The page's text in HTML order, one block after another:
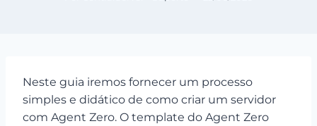
Neste guia iremos fornecer um processo
simples e didático de como criar um servidor
com Agent Zero. O template do Agent Zero